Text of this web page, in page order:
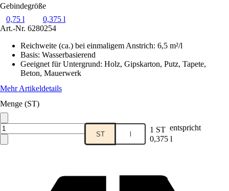
Gebindegröße
0,75 l
0,375 l
Art.-Nr. 6280254
Reichweite (ca.) bei einmaligem Anstrich: 6,5 m²/l
Basis: Wasserbasierend
Geeignet für Untergrund: Holz, Gipskarton, Putz, Tapete,
Beton, Mauerwerk
Mehr Artikeldetails
Menge (ST)
ST l 1 ST entspricht
0,375 l